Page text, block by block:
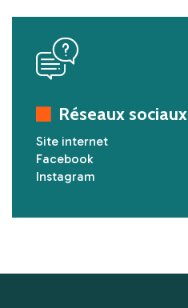
Réseaux sociaux
Site internet
Facebook
Instagram